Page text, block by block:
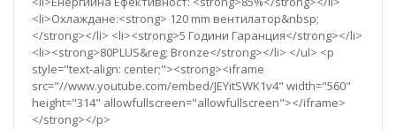
<li>Охлаждане:<strong> 120 mm вентилатор&nbsp;
</strong></li> <li><strong>5 Години Гаранция</strong></li>
<li><strong>80PLUS&reg; Bronze</strong></li> </ul> <p
style="text-align: center;"><strong><iframe
src="//www.youtube.com/embed/JEYitSWK1v4" width="560"
height="314" allowfullscreen="allowfullscreen"></iframe>
</strong></p>